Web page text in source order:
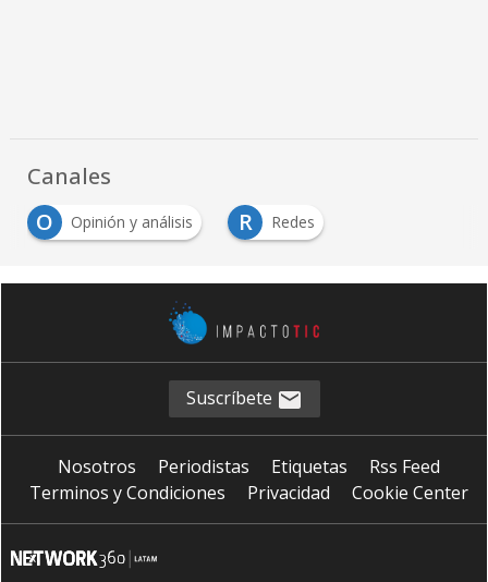
Canales
O
Opinión y análisis R Redes
Suscríbete
Nosotros Periodistas Etiquetas
Rss Feed
Terminos y Condiciones
Privacidad Cookie Center